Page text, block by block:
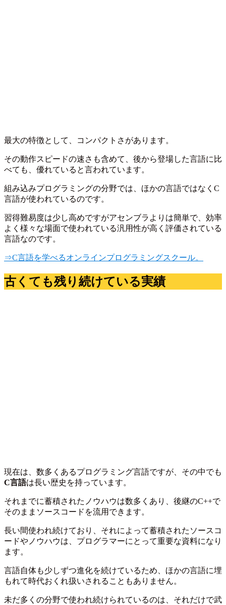
最大の特徴として、コンパクトさがあります。
その動作スピードの速さも含めて、後から登場した言語に比
べても、優れていると言われています。
組み込みプログラミングの分野では、ほかの言語ではなくC
言語が使われているのです。
習得難易度は少し高めですがアセンブラよりは簡単で、効率
よく様々な場面で使われている汎用性が高く評価されている
言語なのです。
⇒C言語を学べるオンラインプログラミングスクール。
古くても残り続けている実績
現在は、数多くあるプログラミング言語ですが、その中でも
C言語は長い歴史を持っています。
それまでに蓄積されたノウハウは数多くあり、後継のC++で
そのままソースコードを流用できます。
長い間使われ続けており、それによって蓄積されたソースコ
ードやノウハウは、プログラマーにとって重要な資料になり
ます。
言語自体も少しずつ進化を続けているため、ほかの言語に埋
もれて時代おくれ扱いされることもありません。
未だ多くの分野で使われ続けられているのは、それだけで武